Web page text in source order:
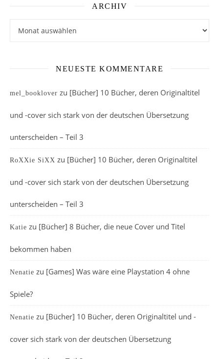
ARCHIV
NEUESTE KOMMENTARE
mel_booklover zu [Bücher] 10 Bücher, deren Originaltitel
und -cover sich stark von der deutschen Übersetzung
unterscheiden – Teil 3
RoXXie SiXX zu [Bücher] 10 Bücher, deren Originaltitel
und -cover sich stark von der deutschen Übersetzung
unterscheiden – Teil 3
Katie zu [Bücher] 8 Bücher, die neue Cover und Titel
bekommen haben
Nenatie zu [Games] Was wäre eine Playstation 4 ohne
Spiele?
Nenatie zu [Bücher] 10 Bücher, deren Originaltitel und -
cover sich stark von der deutschen Übersetzung